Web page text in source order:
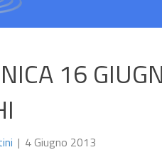
16
| 4 Giugno 2013